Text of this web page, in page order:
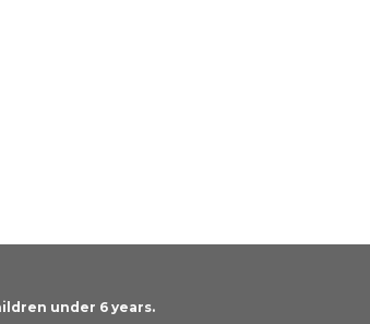
under 6 years.